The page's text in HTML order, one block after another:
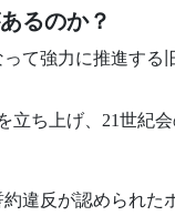
るのか？
て強力に推進する
立ち上げ、21世紀
違反が認められた